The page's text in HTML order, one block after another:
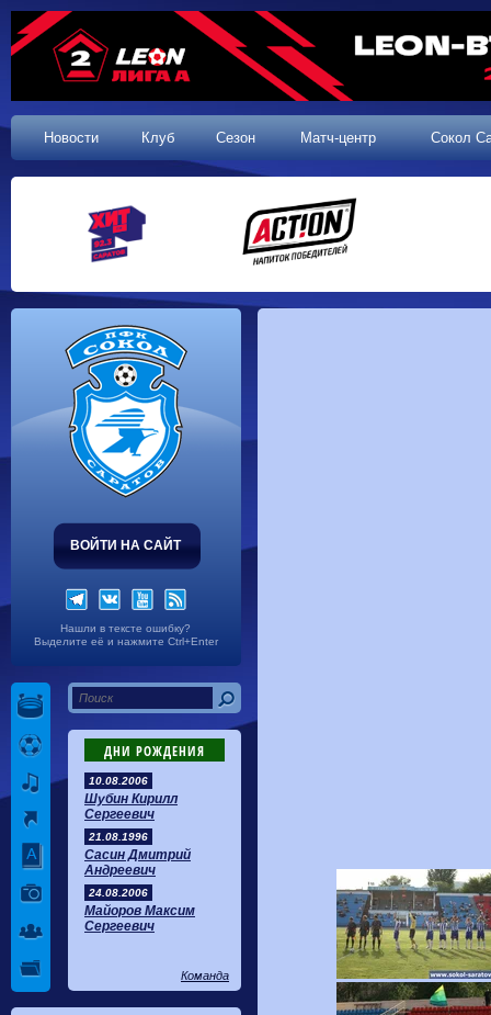
Новости Клуб Сезон Матч-центр Сокол
ВОЙТИ НА САЙТ
Нашли в тексте ошибку?
Выделите её и нажмите Ctrl+Enter
ДНИ РОЖДЕНИЯ
10.08.2006
Шубин Кирилл
Сергеевич
21.08.1996
Сасин Дмитрий
Андреевич
24.08.2006
Майоров Максим
Сергеевич
Команда